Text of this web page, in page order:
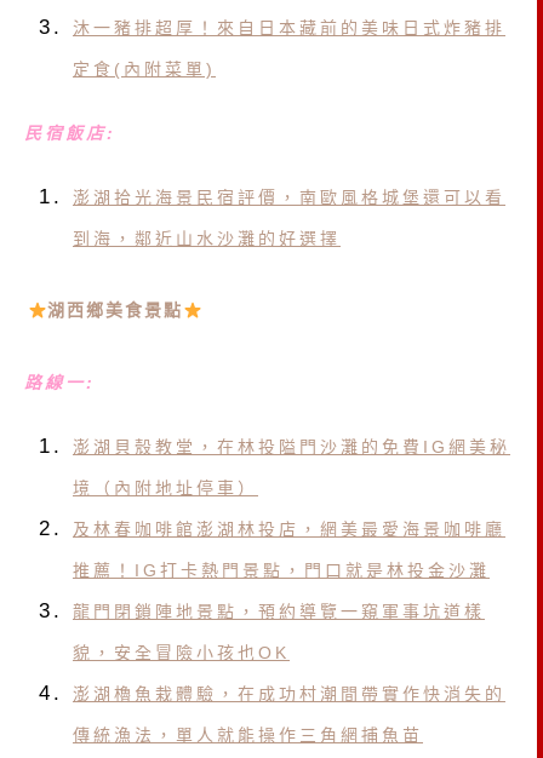
沐一豬排超厚！來自日本藏前的美味日式炸豬排
定食(內附菜單)
民宿飯店:
澎湖拾光海景民宿評價，南歐風格城堡還可以看
到海，鄰近山水沙灘的好選擇
湖西鄉美食景點
路線一:
澎湖貝殼教堂，在林投隘門沙灘的免費IG網美秘
境（內附地址停車）
及林春咖啡館澎湖林投店，網美最愛海景咖啡廳
推薦！IG打卡熱門景點，門口就是林投金沙灘
龍門閉鎖陣地景點，預約導覽一窺軍事坑道樣
貌，安全冒險小孩也OK
澎湖櫓魚栽體驗，在成功村潮間帶實作快消失的
傳統漁法，單人就能操作三角網捕魚苗